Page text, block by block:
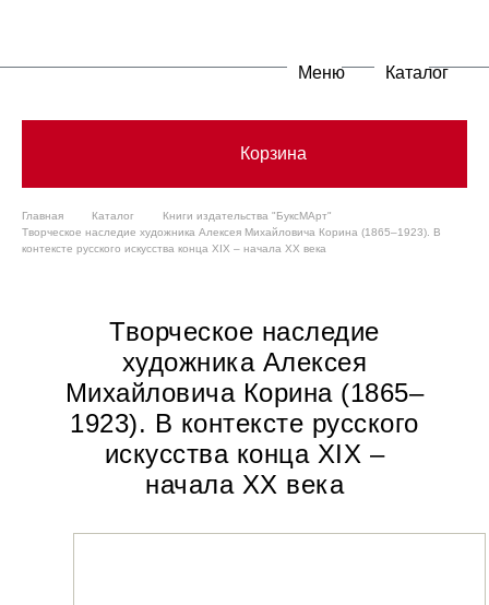
Меню Каталог
Корзина
Главная Каталог
Книги издательства "БуксМАрт"
Творческое наследие художника Алексея Михайловича Корина (1865–1923). В
контексте русского искусства конца XIX – начала XX века
Творческое наследие
художника Алексея
Михайловича Корина (1865–
1923). В контексте русского
искусства конца XIX –
начала XX века